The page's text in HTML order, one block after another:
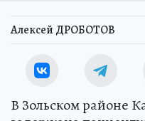
Алексей ДРОБОТОВ
В Зольском районе